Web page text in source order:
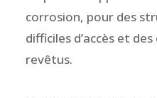
corrosion, pour des
difficiles d’accès et
revêtus.